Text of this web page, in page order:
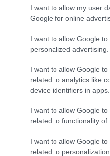
I want to allow my user
Google for online
I want to allow Google to
personalized advertising.
I want to allow Google to
related to analytics like
device identifiers in apps.
I want to allow Google to
related to functionality of
I want to allow Google to
related to personalization.
09.08.2026 | 13:40
Σκύλος ή γάτα; Δείτε
χρήματα θα χρειαστείτε
χρόνο
09.08.2026 | 13:20
Πανικός σε λιμάνι της
09.08.2026 | 13:00